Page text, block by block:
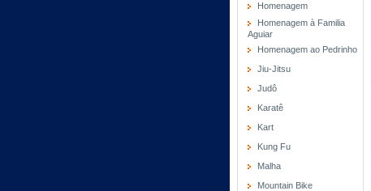
Homenagem
Homenagem à Familia
Aguiar
Homenagem ao Pedrinho
Jiu-Jitsu
Judô
Karatê
Kart
Kung Fu
Malha
Mountain Bike